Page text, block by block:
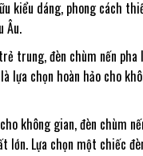
kiểu dáng, phong cách
Âu.
trung, đèn chùm nến pha
lựa chọn hoàn hảo cho
không gian, đèn chùm
lớn. Lựa chọn một chiếc